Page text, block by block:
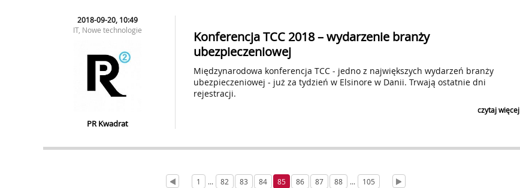
2018-09-20, 10:49
IT, Nowe technologie
PR Kwadrat
Konferencja TCC 2018 – wydarzenie branży
ubezpieczeniowej
Międzynarodowa konferencja TCC ‒ jedno z największych wydarzeń branży
ubezpieczeniowej ‒ już za tydzień w Elsinore w Danii. Trwają ostatnie dni
rejestracji.
czytaj więcej
1 ... 82 83 84 85 86 87 88 ... 105